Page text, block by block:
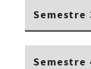
Semestre
Semestre